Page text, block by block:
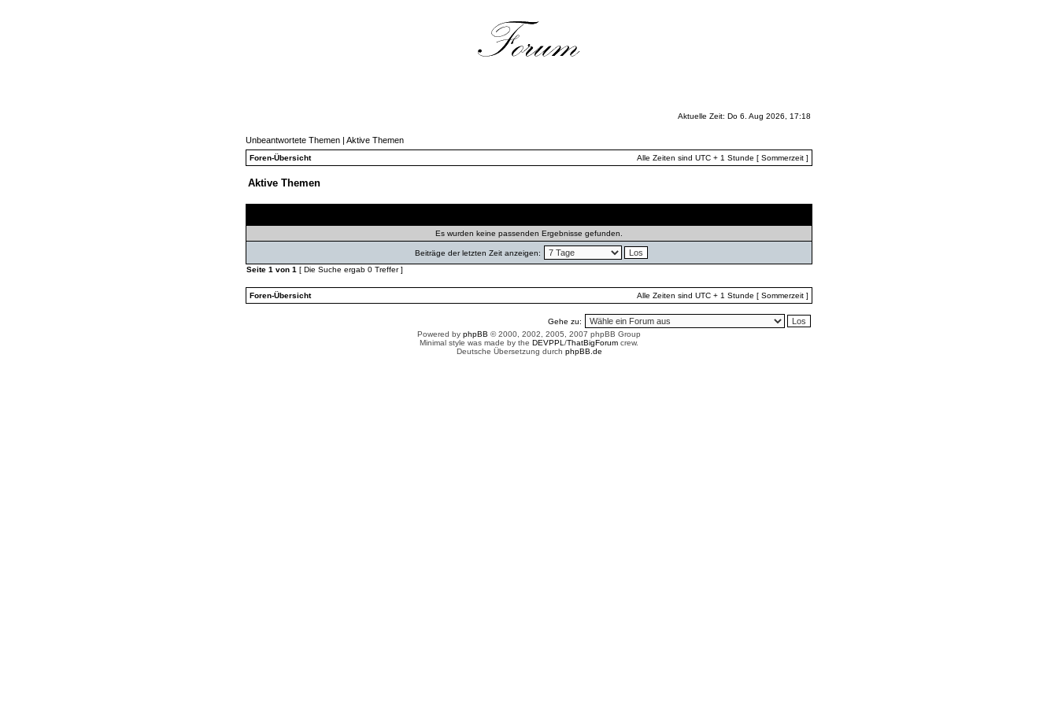
Aktuelle Zeit: Do 6. Aug 2026, 17:18
Unbeantwortete Themen | Aktive Themen
Foren-Übersicht Alle Zeiten sind UTC + 1 Stunde [ Sommerzeit ]
Aktive Themen
Es wurden keine passenden Ergebnisse gefunden.
Beiträge der letzten Zeit anzeigen:
Seite 1 von 1 [ Die Suche ergab 0 Treffer ]
Foren-Übersicht Alle Zeiten sind UTC + 1 Stunde [ Sommerzeit ]
Gehe zu:
Powered by phpBB © 2000, 2002, 2005, 2007 phpBB Group
Minimal style was made by the DEVPPL /ThatBigForum crew.
Deutsche Übersetzung durch phpBB.de